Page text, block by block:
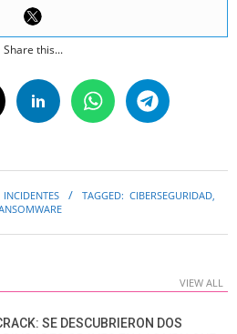
Share this...
INCIDENTES TAGGED: CIBERSEGURIDAD,
VIEW ALL
SE DESCUBRIERON DOS